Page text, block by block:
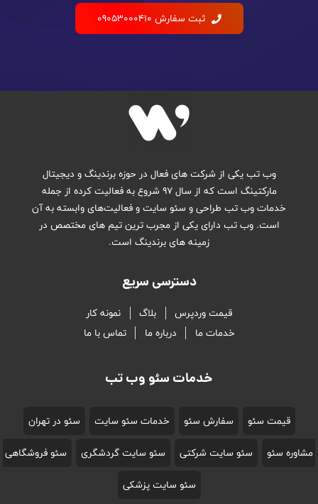
ثبت سفارش 09053000410
وب تب یکی از شرکت های فعال در حوزه برندینگ و دیجیتال
مارکتینگ است که از سال ۹۷ شروع به فعالیت کرده از جمله
خدمات وب تب طراحی و سئو سایت و فعالیت‌های وابسته به آن
است. وب تب دارای یکی از مجرب ترین تیم های مختصص در
زمینه های برندینگ است.
دسترسی سریع
قیمت وردپرس بلاگ
نمونه کار
خدمات ما
درباره ما تماس با ما
خدمات سئو وب تب
قیمت سئو سفارش سئو خدمات سئو سایت
سئو در تهران
مشاوره سئو
سئو سایت شرکتی سئو سایت گردشگری
سئو فروشگاهی
سئو سایت پزشکی